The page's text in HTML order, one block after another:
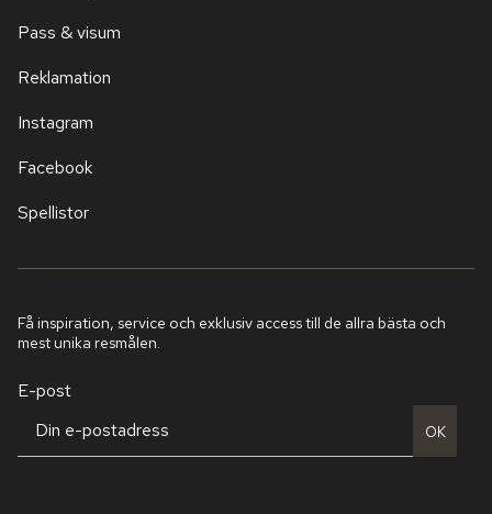
Pass & visum
Reklamation
Instagram
Facebook
Spellistor
Få inspiration, service och exklusiv access till de allra bästa och
mest unika resmålen.
E-post
OK